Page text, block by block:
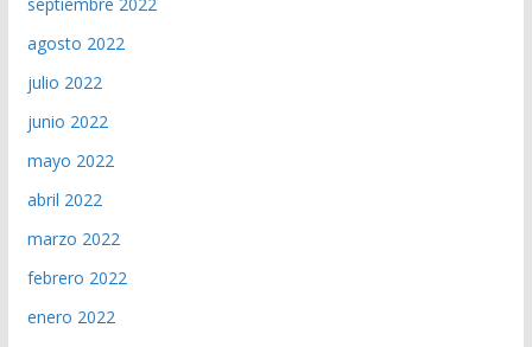
agosto 2022
julio 2022
junio 2022
mayo 2022
abril 2022
marzo 2022
febrero 2022
enero 2022